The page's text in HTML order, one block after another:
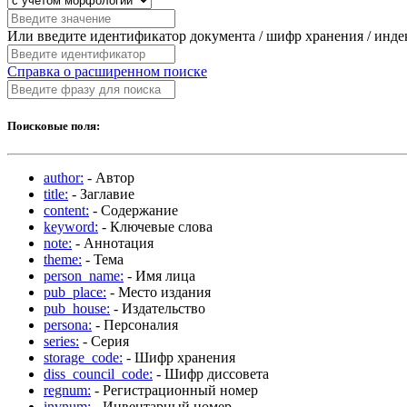
Или введите идентификатор документа / шифр хранения /
Справка о расширенном поиске
Поисковые поля:
author: - Автор
title: - Заглавие
content: - Содержание
keyword: - Ключевые слова
note: - Аннотация
theme: - Тема
person_name: - Имя лица
pub_place: - Место издания
pub_house: - Издательство
persona: - Персоналия
series: - Серия
storage_code: - Шифр хранения
diss_council_code: - Шифр диссовета
regnum: - Регистрационный номер